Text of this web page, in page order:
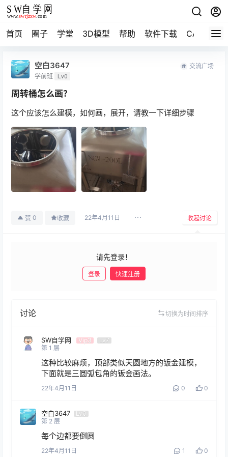
首页 圈子 学堂 3D模型 帮助 软件下载 CAD资料
空白3647
学前班 Lv0
交流广场
周转桶怎么画？
这个应该怎么建模，如何画，展开，请教一下详细步骤
赞 0 收藏 22年4月11日 收起讨论
请先登录！
登录 快速注册
讨论 切换为时间排序
SW自学网 Vip3
Lv7
第 1 层
这种比较麻烦，顶部类似天圆地方的钣金建模，
下面就是三圆弧包角的钣金画法。
22年4月11日 0 0
空白3647
Lv0
第 2 层
每个边都要倒圆
22年4月11日 1 0